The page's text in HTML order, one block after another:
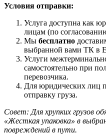
Условия отправки:
Услуга доступна как
лицам (по
Мы бесплатно
выбранной вами ТК в
Услуги
самостоятельно при
перевозчика.
Для юридических лиц
отправку груза.
Совет: Для хрупких грузов
«Жесткая упаковка» в
повреждений в пути.